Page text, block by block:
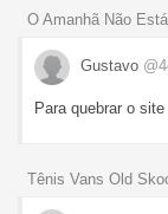
O Amanhã Não
Gustavo
Para quebrar o site
Tênis Vans Old